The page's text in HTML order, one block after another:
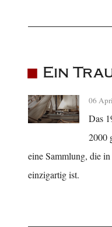
Ein
06
Das
2000
eine Sammlung, die
einzigartig ist.